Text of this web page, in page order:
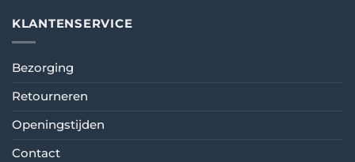
KLANTENSERVICE
Bezorging
Retourneren
Openingstijden
Contact